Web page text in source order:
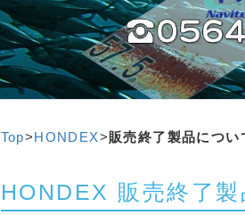
Top>HONDEX>販売終了製品につい
HONDEX 販売終了製